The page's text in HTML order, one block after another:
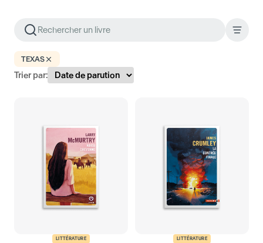
TEXAS
Trier par:
LITTÉRATURE LITTÉRATURE